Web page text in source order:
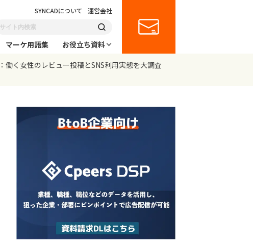
SYNCADについて 運営会社
マーケ用語集
お役立ち資料
働く女性のレビュー投稿とSNS利用実態を大調査